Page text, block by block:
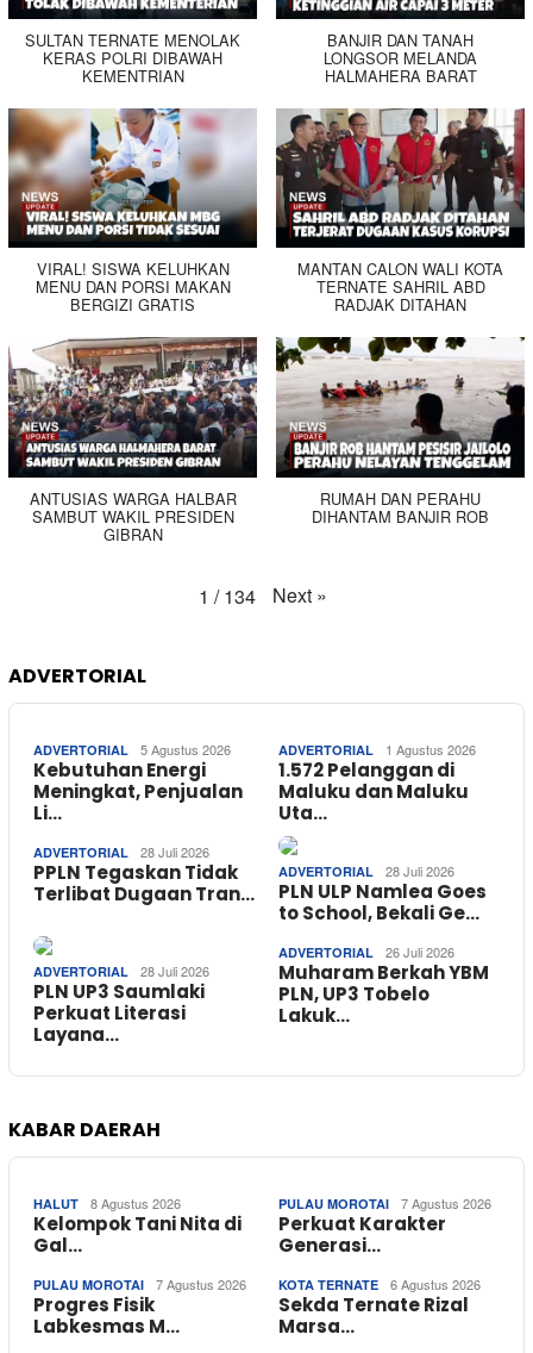
SULTAN TERNATE MENOLAK
KERAS POLRI DIBAWAH
KEMENTRIAN
BANJIR DAN TANAH
LONGSOR MELANDA
HALMAHERA BARAT
VIRAL! SISWA KELUHKAN
MENU DAN PORSI MAKAN
BERGIZI GRATIS
MANTAN CALON WALI KOTA
TERNATE SAHRIL ABD
RADJAK DITAHAN
ANTUSIAS WARGA HALBAR
SAMBUT WAKIL PRESIDEN
GIBRAN
RUMAH DAN PERAHU
DIHANTAM BANJIR ROB
1 / 134 Next »
ADVERTORIAL
ADVERTORIAL 5 Agustus 2026
Kebutuhan Energi
Meningkat, Penjualan
Li…
ADVERTORIAL 1 Agustus 2026
1.572 Pelanggan di
Maluku dan Maluku
Uta…
ADVERTORIAL 28 Juli 2026
PPLN Tegaskan Tidak
Terlibat Dugaan Tran…
ADVERTORIAL 28 Juli 2026
PLN ULP Namlea Goes
to School, Bekali Ge…
ADVERTORIAL 28 Juli 2026
PLN UP3 Saumlaki
Perkuat Literasi
Layana…
ADVERTORIAL 26 Juli 2026
Muharam Berkah YBM
PLN, UP3 Tobelo
Lakuk…
KABAR DAERAH
HALUT 8 Agustus 2026
Kelompok Tani Nita di
Gal…
PULAU MOROTAI 7 Agustus 2026
Perkuat Karakter
Generasi…
PULAU MOROTAI 7 Agustus 2026
Progres Fisik
Labkesmas M…
KOTA TERNATE 6 Agustus 2026
Sekda Ternate Rizal
Marsa…